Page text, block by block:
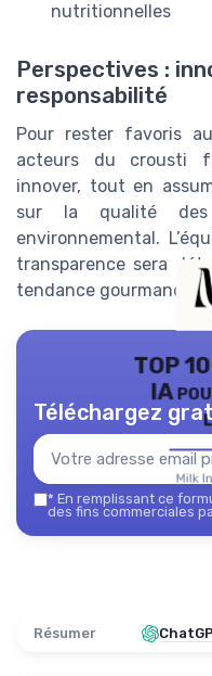
nutritionnelles
Perspectives :
responsabilité
Pour rester favoris
acteurs du crousti
innover, tout en
sur la qualité
environnemental.
transparence sera
tendance gourmande
TOP
IA
Milk
Téléchargez
* En remplissant ce
des fins commerciales
Résumer